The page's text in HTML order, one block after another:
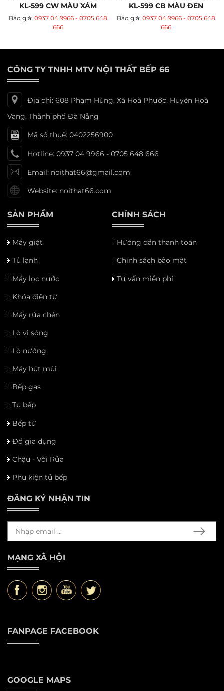
KL-599 CW MÀU XÁM
Báo giá: 0937 04 9966 - 0705 648
666
KL-599 CB MÀU ĐEN
Báo giá: 0937 04 9966 - 0705 648
666
CÔNG TY TNHH MTV NỘI THẤT BẾP 66
Địa chỉ: 608 Phạm Hùng, Xã Hoà Phước, Huyện Hoà
Vang, Thành phố Đà Nẵng
Mã số thuế: 0402256900
Hotline: 0937 04 9966 - 0705 648 666
Email: noithat66@gmail.com
Website: noithat66.com
SẢN PHẨM
Máy giặt
Tủ lạnh
Máy lọc nước
Khóa điện tử
Máy rửa chén
Lò vi sóng
Lò nướng
Máy hút mùi
Bếp gas
Tủ bếp
Bếp từ
Đồ gia dụng
Chậu - Vòi Rửa
Phụ kiện tủ bếp
CHÍNH SÁCH
Hướng dẫn thanh toán
Chính sách bảo mật
Tư vấn miễn phí
ĐĂNG KÝ NHẬN TIN
MẠNG XÃ HỘI
FANPAGE FACEBOOK
GOOGLE MAPS